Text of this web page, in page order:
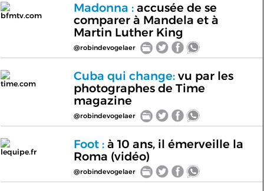
bfmtv.com
Madonna :accusée de se
comparer à Mandela et à
Martin Luther King
@robindevogelaer
time.com
Cuba qui change:vu par les
photographes de Time
magazine
@robindevogelaer
lequipe.fr
Foot :à 10 ans, il émerveille la
Roma (vidéo)
@robindevogelaer